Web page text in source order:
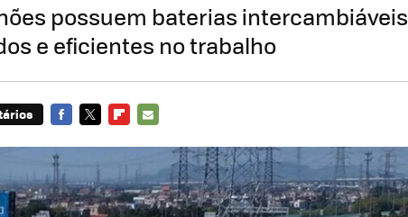
possuem baterias
e eficientes no trabalho